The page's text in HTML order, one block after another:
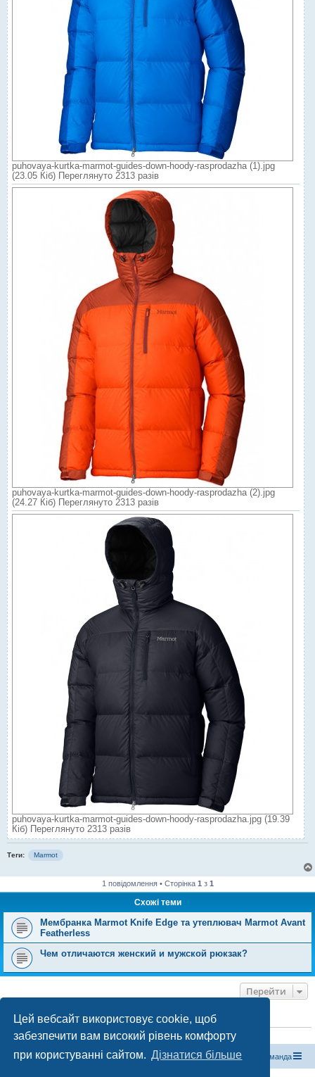
Цей вебсайт використовує cookie, щоб
забезпечити вам високий рівень комфорту
при користуванні сайтом. Дізнатися більше
puhovaya-kurtka-marmot-guides-down-hoody-rasprodazha (1).jpg
(23.05 Кіб) Переглянуто 2313 разів
puhovaya-kurtka-marmot-guides-down-hoody-rasprodazha (2).jpg
(24.27 Кіб) Переглянуто 2313 разів
puhovaya-kurtka-marmot-guides-down-hoody-rasprodazha.jpg (19.39
Кіб) Переглянуто 2313 разів
Теги: Marmot
1 повідомлення • Сторінка 1 з 1
Схожі теми
Мембранка Marmot Knife Edge та утеплювач Marmot Avant
Featherless
Чем отличаются женский и мужской рюкзак?
Перейти
ХТО ЗАРАЗ ОНЛАЙН
Зараз переглядають цей форум:ClaudeBot [бот ШІ]і 1 гість
Магазин спорядження Туристичний форум «Рюкзак» Команда